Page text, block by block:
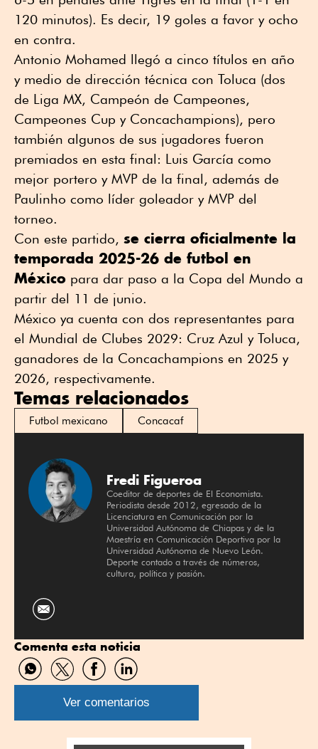
120 minutos). Es decir, 19 goles a favor y ocho
en contra.
Antonio Mohamed llegó a cinco títulos en año
y medio de dirección técnica con Toluca (dos
de Liga MX, Campeón de Campeones,
Campeones Cup y Concachampions), pero
también algunos de sus jugadores fueron
premiados en esta final: Luis García como
mejor portero y MVP de la final, además de
Paulinho como líder goleador y MVP del
torneo.
Con este partido, se cierra oficialmente la
temporada 2025-26 de futbol en
México para dar paso a la Copa del Mundo a
partir del 11 de junio.
México ya cuenta con dos representantes para
el Mundial de Clubes 2029: Cruz Azul y Toluca,
ganadores de la Concachampions en 2025 y
2026, respectivamente.
Temas relacionados
Futbol mexicano Concacaf
Fredi Figueroa
Coeditor de deportes de El Economista.
Periodista desde 2012, egresado de la
Licenciatura en Comunicación por la
Universidad Autónoma de Chiapas y de la
Maestría en Comunicación Deportiva por la
Universidad Autónoma de Nuevo León.
Deporte contado a través de números,
cultura, política y pasión.
Comenta esta noticia
Compartir
por
WhatsApp
Compartir
por
Twitter
Compartir
por
Facebook
Compartir
por
Linkedin
Ver comentarios